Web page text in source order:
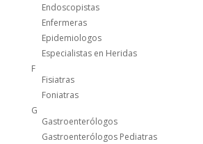
Endoscopistas
Enfermeras
Epidemiologos
Especialistas en Heridas
F
Fisiatras
Foniatras
G
Gastroenterólogos
Gastroenterólogos Pediatras